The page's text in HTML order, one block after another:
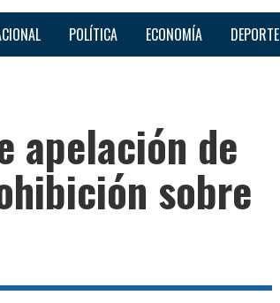
POLÍTICA ECONOMÍA DEPORTE
apelación de
sobre